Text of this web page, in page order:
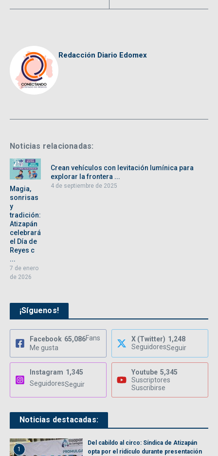
Redacción Diario Edomex
Noticias relacionadas:
Magia,
sonrisas
y
tradición:
Atizapán
celebrará
el Día de
Reyes c
...
7 de enero
de 2026
Crean vehículos con levitación lumínica para
explorar la frontera ...
4 de septiembre de 2025
¡Síguenos!
Facebook 65,086Fans
Me gusta
X (Twitter) 1,248
SeguidoresSeguir
Instagram 1,345
SeguidoresSeguir
Youtube 5,345
Suscriptores
Suscribirse
Noticias destacadas:
1
Del cabildo al circo: Síndica de Atizapán
opta por el ridículo durante presentación